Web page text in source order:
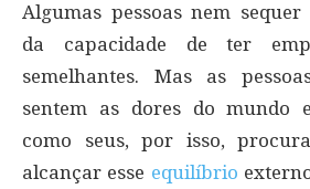
Algumas pessoas nem sequer
da capacidade de ter
semelhantes. Mas as
sentem as dores do mundo
como seus, por isso,
alcançar esse equilíbrio